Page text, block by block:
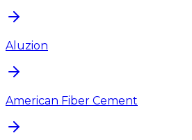
Aluzion
American Fiber Cement